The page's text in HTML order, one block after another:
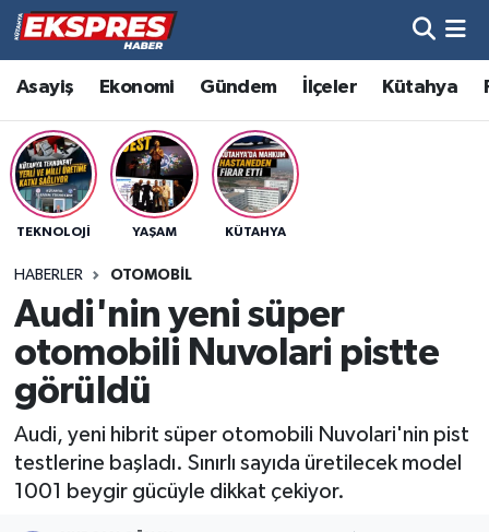
Asayiş Ekonomi Gündem İlçeler Kütahya
TEKNOLOJI YAŞAM KÜTAHYA
HABERLER OTOMOBIL
Audi'nin yeni süper
otomobili Nuvolari pistte
görüldü
Audi, yeni hibrit süper otomobili Nuvolari'nin pist
testlerine başladı. Sınırlı sayıda üretilecek model
1001 beygir gücüyle dikkat çekiyor.
Altıntaş
Asayiş
Aslanapa
Bölge
Çavdarhisar
Dumlupınar
Dünya
Hava Durumu
Trafik Durumu
Süper Lig Puan Durumu ve Fikstür
Son Dakika Haberleri
Haber Arşivi